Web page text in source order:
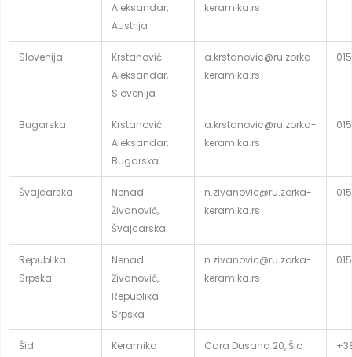
Aleksandar,
Austrija
keramika.rs
Slovenija
Krstanović
Aleksandar,
Slovenija
a.krstanovic@ru.zorka-
keramika.rs
Bugarska
Krstanović
Aleksandar,
Bugarska
a.krstanovic@ru.zorka-
keramika.rs
Švajcarska
Nenad
Živanović,
Švajcarska
n.zivanovic@ru.zorka-
keramika.rs
Republika
Srpska
Nenad
Živanović,
Republika
Srpska
n.zivanovic@ru.zorka-
keramika.rs
Šid
Keramika
Cara Dusana 20, Šid